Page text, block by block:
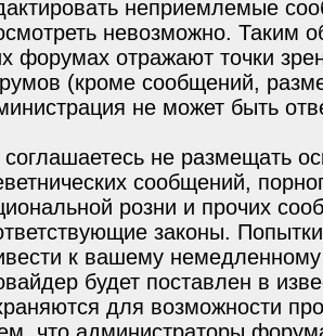
неприемлемые
невозможно. Таким
форумах отражают точки
(кроме сообщений,
не может быть
не размещать
сообщений,
розни и прочих
законы.
к вашему
будет поставлен в
для возможности